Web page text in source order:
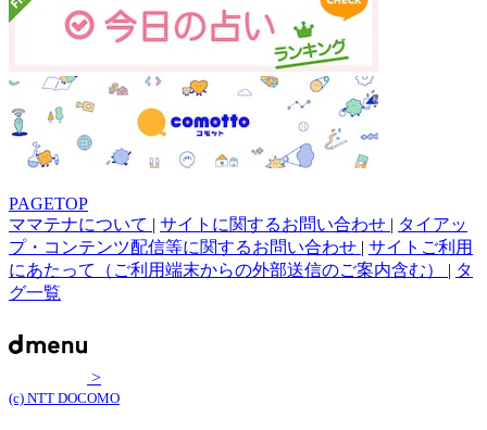
PAGETOP
ママテナについて | サイトに関するお問い合わせ | タイアッ
プ・コンテンツ配信等に関するお問い合わせ | サイトご利用
にあたって（ご利用端末からの外部送信のご案内含む） | タ
グ一覧
>
(c) NTT DOCOMO